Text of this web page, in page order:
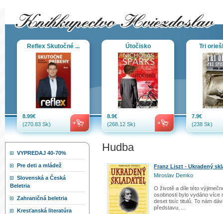
Reflex Skutočné ...
8.99€
(270.83 Sk)
Útočisko
8.9€
(268.12 Sk)
Tri
7.9€
(238 Sk)
VYPREDAJ 40-70%
Pre deti a mládež
Slovenská a Česká
Beletria
Zahraničná beletria
Kresťanská literatúra
Hudba
Franz Liszt - Ukradený
Miroslav Demko
O životě a díle této
osobnosti bylo vydáno více
deset tisíc titulů. To nám
představu, ...